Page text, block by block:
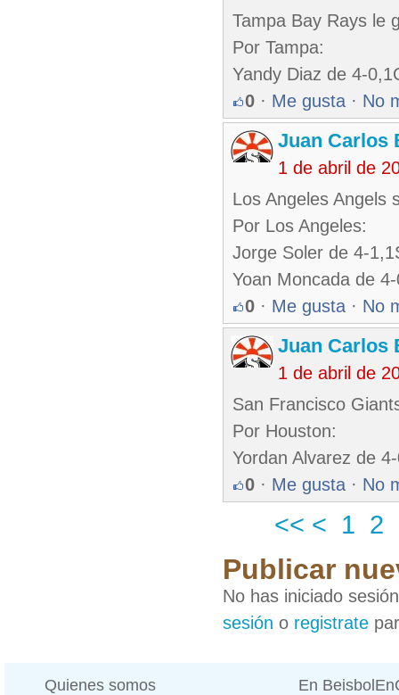
Tampa Bay Rays le
Por Tampa:
Yandy Diaz de 4-
0 · Me gusta · No
Juan Carlos
1 de abril de
Los Angeles Angels
Por Los Angeles:
Jorge Soler de 4-
Yoan Moncada de
0 · Me gusta · No
Juan Carlos
1 de abril de
San Francisco
Por Houston:
Yordan Alvarez de
0 · Me gusta · No
<< < 1 2
Publicar
No has iniciado
sesión o registrate
Quienes somos En